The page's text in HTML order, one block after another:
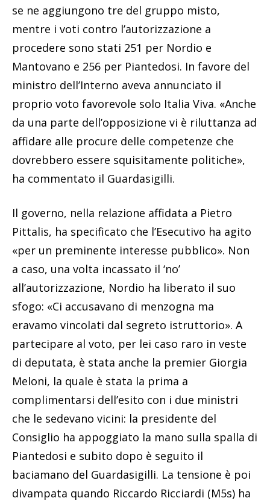
se ne aggiungono tre del gruppo misto,
mentre i voti contro l’autorizzazione a
procedere sono stati 251 per Nordio e
Mantovano e 256 per Piantedosi. In favore del
ministro dell’Interno aveva annunciato il
proprio voto favorevole solo Italia Viva. «Anche
da una parte dell’opposizione vi è riluttanza ad
affidare alle procure delle competenze che
dovrebbero essere squisitamente politiche»,
ha commentato il Guardasigilli.
Il governo, nella relazione affidata a Pietro
Pittalis, ha specificato che l’Esecutivo ha agito
«per un preminente interesse pubblico». Non
a caso, una volta incassato il ‘no’
all’autorizzazione, Nordio ha liberato il suo
sfogo: «Ci accusavano di menzogna ma
eravamo vincolati dal segreto istruttorio». A
partecipare al voto, per lei caso raro in veste
di deputata, è stata anche la premier Giorgia
Meloni, la quale è stata la prima a
complimentarsi dell’esito con i due ministri
che le sedevano vicini: la presidente del
Consiglio ha appoggiato la mano sulla spalla di
Piantedosi e subito dopo è seguito il
baciamano del Guardasigilli. La tensione è poi
divampata quando Riccardo Ricciardi (M5s) ha